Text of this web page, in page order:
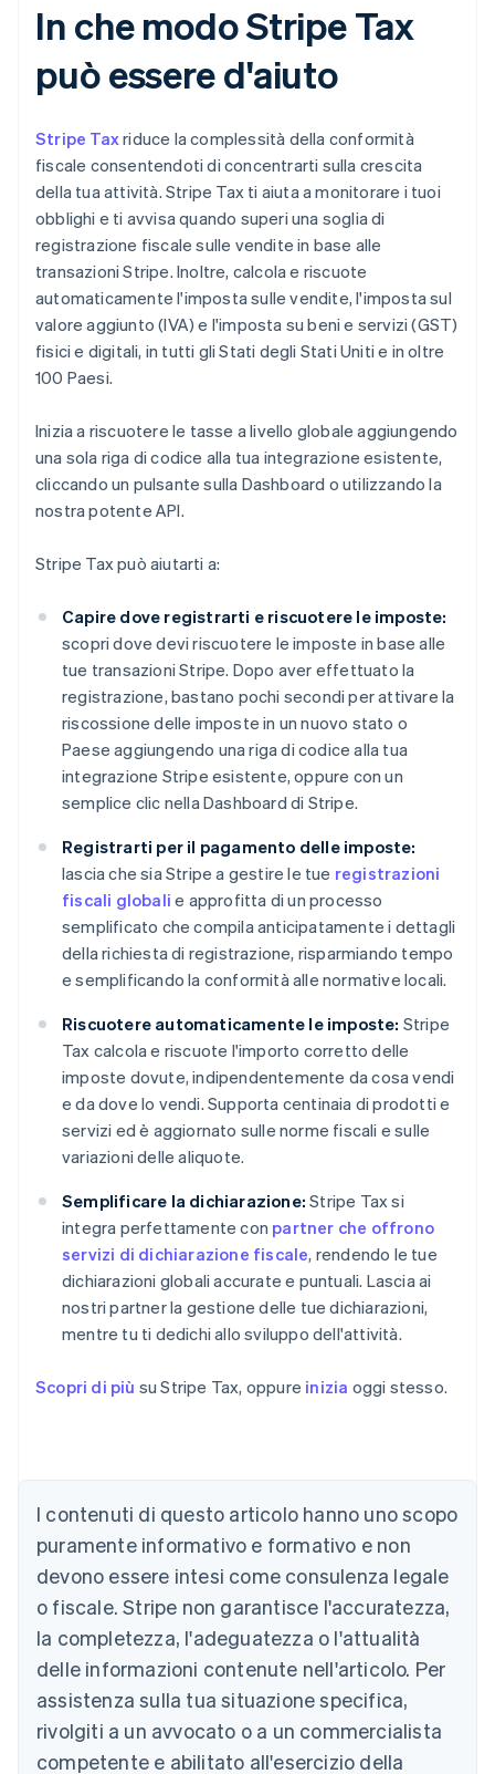
In che modo Stripe Tax
può essere d'aiuto
Stripe Taxriduce la complessità della conformità
fiscale consentendoti di concentrarti sulla crescita
della tua attività. Stripe Tax ti aiuta a monitorare i tuoi
obblighi e ti avvisa quando superi una soglia di
registrazione fiscale sulle vendite in base alle
transazioni Stripe. Inoltre, calcola e riscuote
automaticamente l'imposta sulle vendite, l'imposta sul
valore aggiunto (IVA) e l'imposta su beni e servizi (GST)
fisici e digitali, in tutti gli Stati degli Stati Uniti e in oltre
100 Paesi.
Inizia a riscuotere le tasse a livello globale aggiungendo
una sola riga di codice alla tua integrazione esistente,
cliccando un pulsante sulla Dashboard o utilizzando la
nostra potente API.
Stripe Tax può aiutarti a:
Capire dove registrarti e riscuotere le imposte:
scopri dove devi riscuotere le imposte in base alle
tue transazioni Stripe. Dopo aver effettuato la
registrazione, bastano pochi secondi per attivare la
riscossione delle imposte in un nuovo stato o
Paese aggiungendo una riga di codice alla tua
integrazione Stripe esistente, oppure con un
semplice clic nella Dashboard di Stripe.
Registrarti per il pagamento delle imposte:
lascia che sia Stripe a gestire le tue registrazioni
fiscali globali e approfitta di un processo
semplificato che compila anticipatamente i dettagli
della richiesta di registrazione, risparmiando tempo
e semplificando la conformità alle normative locali.
Riscuotere automaticamente le imposte: Stripe
Tax calcola e riscuote l'importo corretto delle
imposte dovute, indipendentemente da cosa vendi
e da dove lo vendi. Supporta centinaia di prodotti e
servizi ed è aggiornato sulle norme fiscali e sulle
variazioni delle aliquote.
Semplificare la dichiarazione: Stripe Tax si
integra perfettamente con partner che offrono
servizi di dichiarazione fiscale, rendendo le tue
dichiarazioni globali accurate e puntuali. Lascia ai
nostri partner la gestione delle tue dichiarazioni,
mentre tu ti dedichi allo sviluppo dell'attività.
Scopri di più su Stripe Tax, oppure inizia oggi stesso.
I contenuti di questo articolo hanno uno scopo
puramente informativo e formativo e non
devono essere intesi come consulenza legale
o fiscale. Stripe non garantisce l'accuratezza,
la completezza, l'adeguatezza o l'attualità
delle informazioni contenute nell'articolo. Per
assistenza sulla tua situazione specifica,
rivolgiti a un avvocato o a un commercialista
competente e abilitato all'esercizio della
Australia
English
Austria
Belgio
NederlandsFrançaisDeutschEnglish
Brasile